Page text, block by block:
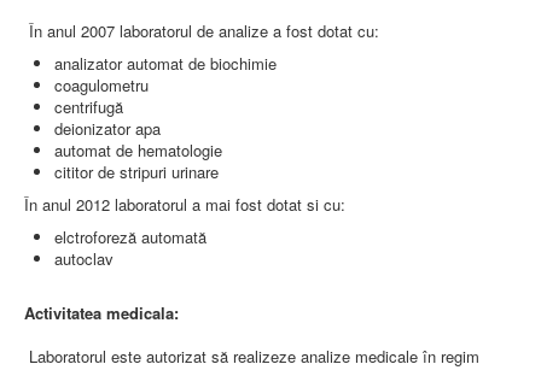
DISPENSAR DE PNEUMOFTIZIOLOGIE (TBC)
CABINET PNEUMOLGIE
AMBULATOR BOLI INFECŢIOASE
AMBULATOR OBSTETRICĂ GINECOLOGIE
AMBULATOR CHIRURGIE
AMBULATOR ORTOPEDIE ȘI TRAUMATOLOGIE
AMBULATOR MEDICINĂ INTERNĂ
AMBULATOR NEUROLOGIE
AMBULATOR ÎNGRIJIRI PALIATIVE
MANAGEMENT
PLAN STRATEGIC 2021 - 2025
PROIECT DE MANAGEMENT 2017
În anul 2007 laboratorul de analize a fost dotat cu:
analizator automat de biochimie
coagulometru
centrifugă
deionizator apa
automat de hematologie
cititor de stripuri urinare
În anul 2012 laboratorul a mai fost dotat si cu:
elctroforeză automată
autoclav
Activitatea medicala:
Laboratorul este autorizat să realizeze analize medicale în regim